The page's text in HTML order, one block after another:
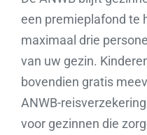
een premieplafond te
maximaal drie
van uw gezin.
bovendien gratis
ANWB-
voor gezinnen die